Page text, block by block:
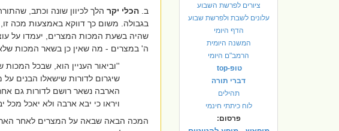
ציורים לפרשת השבוע
עלונים לשבת ולפרשת שבוע
הדף היומי
המשנה היומית
הרמב"ם היומי
טופ-top
דברי תורה
תהילים
לוח כיתתי חינמי
פרסום:
ב. הכלי יקר הלך לכיוון שונה וכתב,
בגבולה. משום כך דווקא באמצעות מכה
שהיה בשעת המכות המצרים, יעמדו על
ה' במצרים - מה שאין כן בשאר המכות שלא
''וביאור העניין הוא, שבכל
שיגרום לדורות שישאלו הבנים
הארבה נשאר רושם לדורות גם
ויראו כי יבא ארבה ולא יאכל מכל
המכה הבאה שבאה על המצרים לאחר